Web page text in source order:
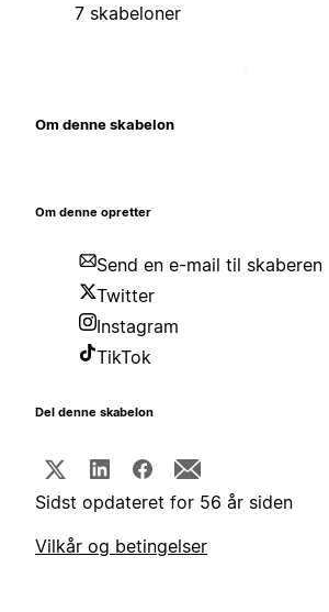
7 skabeloner
Om denne skabelon
Om denne opretter
Send en e-mail til skaberen
Twitter
Instagram
TikTok
Del denne skabelon
Sidst opdateret for 56 år siden
Vilkår og betingelser